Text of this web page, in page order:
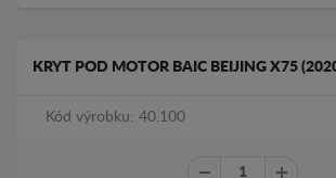
KRYT POD MOTOR BAIC BEIJING X75
Kód výrobku: 40.100